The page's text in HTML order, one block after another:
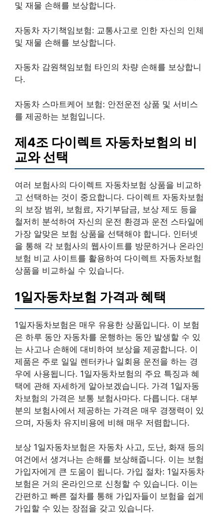
및 재물 손해를 보상합니다.
자동차 자기책임보험: 교통사고로 인한 자신의 인체
및 재물 손해를 보상합니다.
자동차 감원책임보험 타인의 차량 손해를 보상합니
다.
자동차 스마트케어 보험: 안전운전 상품 및 서비스
를 제공하는 보험입니다.
제4조 다이렉트 자동차보험의 비
교와 선택
여러 보험사의 다이렉트 자동차보험 상품을 비교하
고 선택하는 것이 중요합니다. 다이렉트 자동차보험
의 보장 범위, 보험료, 자기부담금, 보상 제도 등을
철저히 분석하여 자신의 운전 환경과 운전 스타일에
가장 알맞은 보험 상품을 선택해야 합니다. 인터넷
을 통해 각 보험사의 웹사이트를 방문하거나 온라인
보험 비교 사이트를 활용하여 다이렉트 자동차보험
상품을 비교하실 수 있습니다.
1일자동차보험 가격과 혜택
1일자동차보험은 매우 유용한 상품입니다. 이 보험
은 하루 동안 자동차를 운행하는 동안 발생할 수 있
는 사고나 손해에 대비하여 보상을 제공합니다. 이
제품은 주로 일일 렌터카나 일회용 운전을 하는 경
우에 사용됩니다. 1일자동차보험의 주요 특징과 혜
택에 관해 자세하게 알아보겠습니다. 가격 1일자동
차보험의 가격은 보통 보험사마다. 다릅니다. 대부
분의 보험사에서 제공하는 가격은 매우 경쟁력이 있
으며, 자동차 유지비용에 비해 매우 저렴합니다.
보상 1일자동차보험은 자동차 사고, 도난, 화재 등의
여건에서 생겨나는 손해를 보상해줍니다. 이는 보험
가입자에게 큰 도움이 됩니다. 가입 절차: 1일자동차
보험은 거의 온라인으로 신청할 수 있습니다. 이는
간편하고 빠른 절차를 통해 가입자들이 보험을 쉽게
가입할 수 있는 장점을 갖고 있습니다.